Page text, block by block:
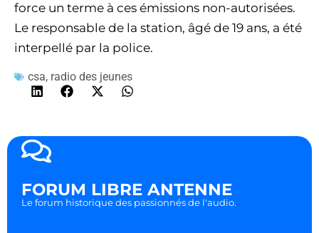
force un terme à ces émissions non-autorisées.
Le responsable de la station, âgé de 19 ans, a été
interpellé par la police.
csa, radio des jeunes
FORUM LIBRE ANTENNE
Le forum historique des passionnés de l'audio.